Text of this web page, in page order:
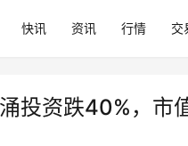
快讯 资讯 行情 交
投资跌40%，市